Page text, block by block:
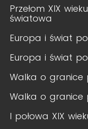
Przełom XIX
światowa
Europa i świat
Europa i świat
Walka o granice
Walka o granice
I połowa XIX